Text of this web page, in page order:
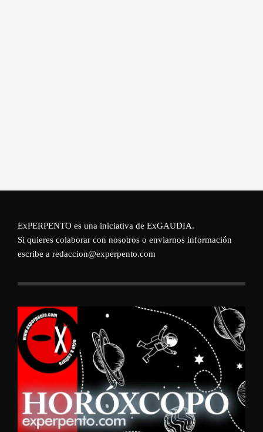
ExPERPENTO es una iniciativa de ExGAUDIA.
Si quieres colaborar con nosotros o enviarnos información
escribe a redaccion@experpento.com